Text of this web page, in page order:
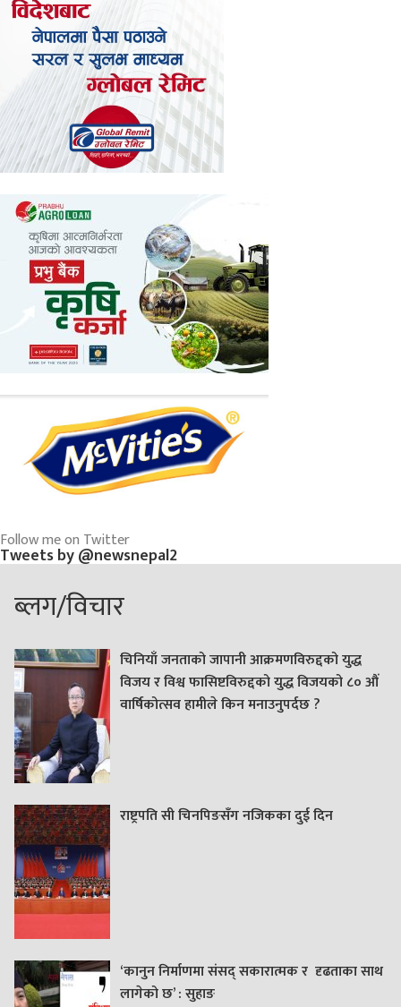
Follow me on Twitter
Tweets by @newsnepal2
ब्लग/विचार
चिनियाँ जनताको जापानी आक्रमणविरुद्दको युद्ध
विजय र विश्व फासिष्टविरुद्दको युद्ध विजयको ८० औं
वार्षिकोत्सव हामीले किन मनाउनुपर्दछ ?
राष्ट्रपति सी चिनपिङसँग नजिकका दुई दिन
‘कानुन निर्माणमा संसद् सकारात्मक र दृढताका साथ
लागेको छ’ : सुहाङ